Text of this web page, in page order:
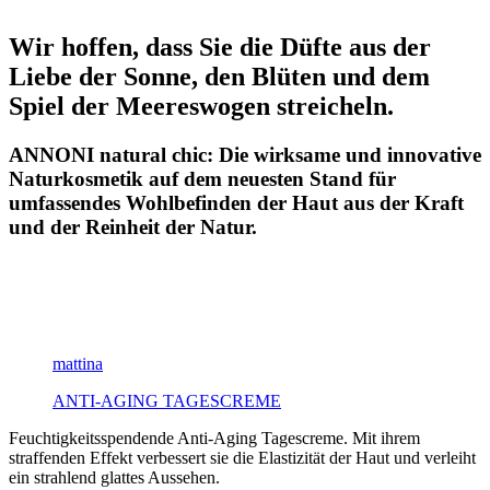
Wir hoffen, dass Sie die Düfte aus der
Liebe der Sonne, den Blüten und dem
Spiel der Meereswogen streicheln.
ANNONI natural chic: Die wirksame und innovative
Naturkosmetik auf dem neuesten Stand für
umfassendes Wohlbefinden der Haut aus der Kraft
und der Reinheit der Natur.
mattina
ANTI-AGING TAGESCREME
Feuchtigkeitsspendende Anti-Aging Tagescreme. Mit ihrem
straffenden Effekt verbessert sie die Elastizität der Haut und verleiht
ein strahlend glattes Aussehen.